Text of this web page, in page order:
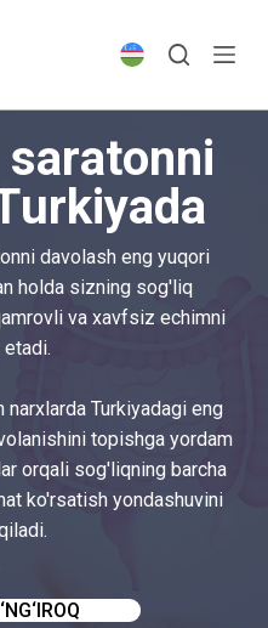
davolash eng yuqori
holda sizning sog'liq
va xavfsiz echimni
Turkiyadagi eng
topishga yordam
orqali sog'liqning barcha
ko'rsatish yondashuvini